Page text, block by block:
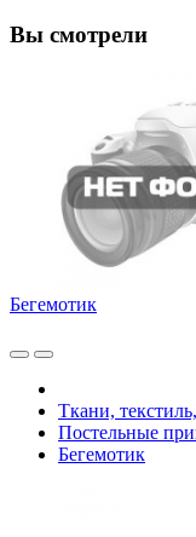
Вы смотрели
Бегемотик
Ткани,
Постельные
Бегемотик